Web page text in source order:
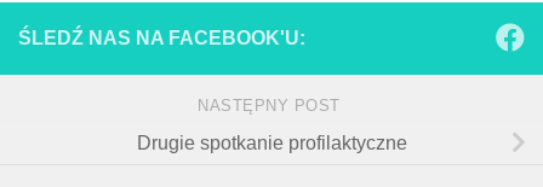
ŚLEDŹ NAS NA FACEBOOK'U:
NASTĘPNY POST
Drugie spotkanie profilaktyczne